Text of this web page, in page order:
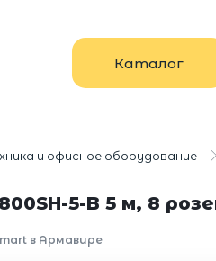
Каталог
и офисное оборудование
5-B 5 м, 8
в Армавире